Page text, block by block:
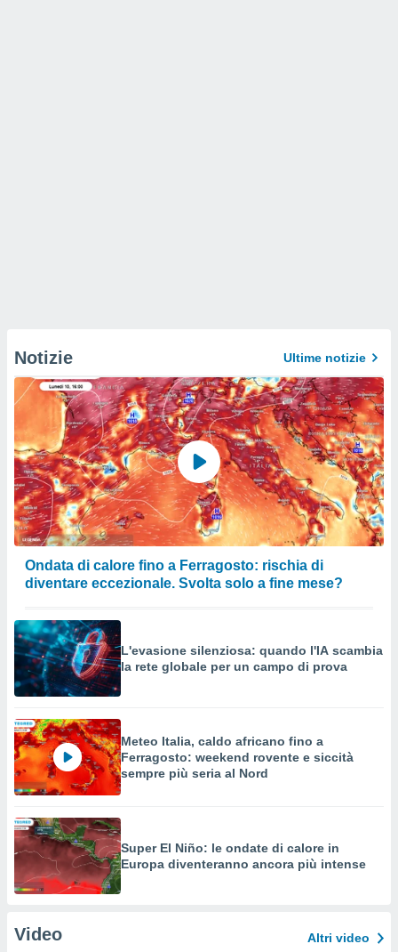
Notizie Ultime notizie
Ondata di calore fino a Ferragosto: rischia di
diventare eccezionale. Svolta solo a fine mese?
L'evasione silenziosa: quando l'IA scambia
la rete globale per un campo di prova
Meteo Italia, caldo africano fino a
Ferragosto: weekend rovente e siccità
sempre più seria al Nord
Super El Niño: le ondate di calore in
Europa diventeranno ancora più intense
Video Altri video